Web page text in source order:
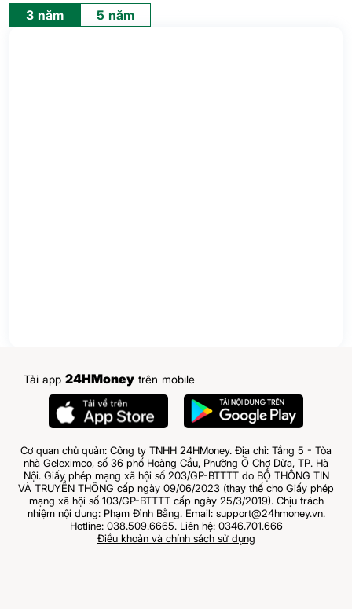
3 năm 5 năm
Tải app 24HMoney trên mobile
Cơ quan chủ quản: Công ty TNHH 24HMoney. Địa chỉ: Tầng 5 - Tòa
nhà Geleximco, số 36 phố Hoàng Cầu, Phường Ô Chợ Dừa, TP. Hà
Nội. Giấy phép mạng xã hội số 203/GP-BTTTT do BỘ THÔNG TIN
VÀ TRUYỀN THÔNG cấp ngày 09/06/2023 (thay thế cho Giấy phép
mạng xã hội số 103/GP-BTTTT cấp ngày 25/3/2019). Chịu trách
nhiệm nội dung: Phạm Đình Bằng. Email: support@24hmoney.vn.
Hotline: 038.509.6665. Liên hệ: 0346.701.666
Điều khoản và chính sách sử dụng